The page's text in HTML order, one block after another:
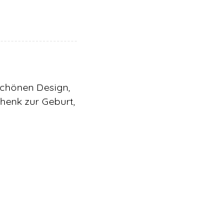
Design,
zur Geburt,